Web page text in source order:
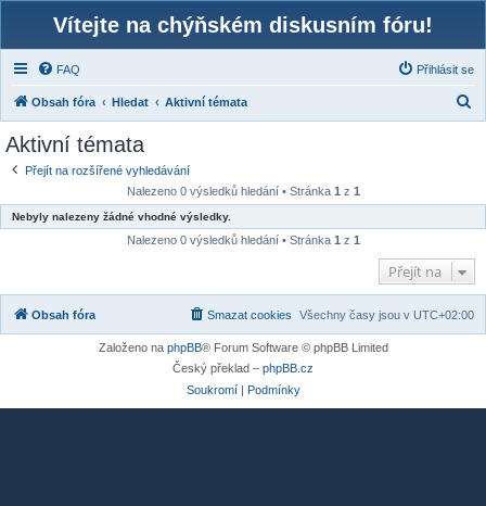
Vítejte na chýňském diskusním fóru!
FAQ Přihlásit se
Obsah fóra Hledat Aktivní témata
a
t
Aktivní témata
Přejít na rozšířené vyhledávání
Nalezeno 0 výsledků hledání • Stránka 1 z 1
Nebyly nalezeny žádné vhodné výsledky.
Nalezeno 0 výsledků hledání • Stránka 1 z 1
Přejít na
Obsah fóra Všechny časy jsou v UTC+02:00
Smazat cookies
Založeno na phpBB® Forum Software © phpBB Limited
Český překlad – phpBB.cz
Soukromí| Podmínky